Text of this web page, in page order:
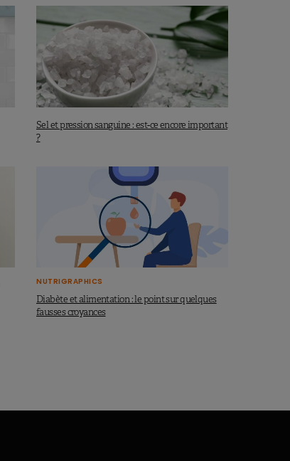
Sel et pression sanguine : est-ce encore important
?
NUTRIGRAPHICS
Diabète et alimentation : le point sur quelques
fausses croyances